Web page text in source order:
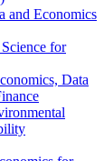
and Economics
for
Data